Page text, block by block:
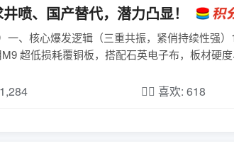
喷、国产替代，潜力凸显！
、核心爆发逻辑（三重共振，紧俏持续性强
超低损耗覆铜板，搭配石英电子布，板材硬
❤️‍🔥 喜欢: 618